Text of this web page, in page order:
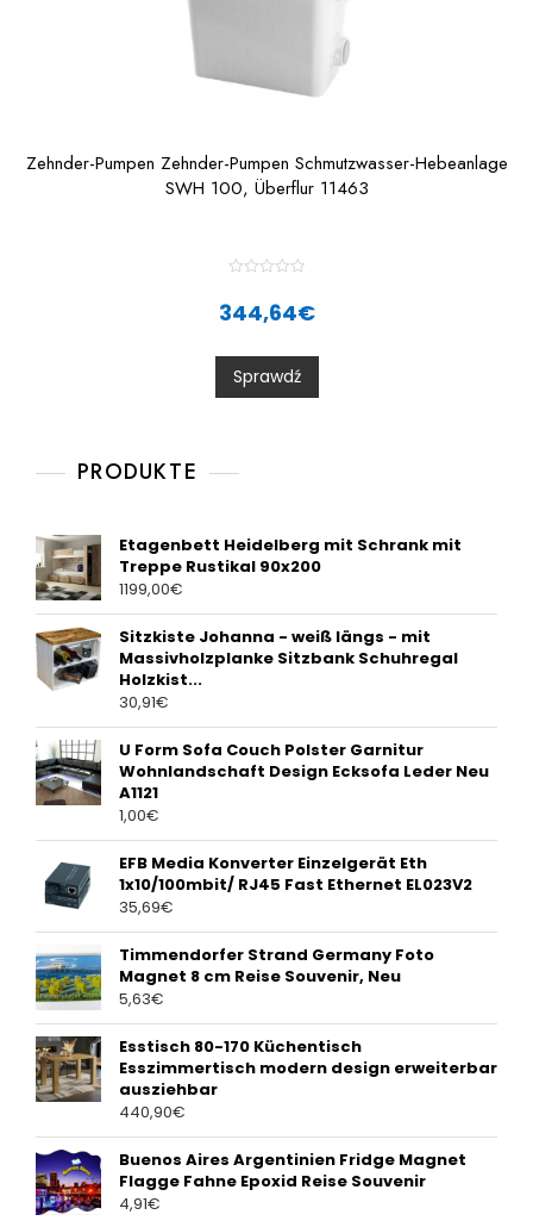
Zehnder-Pumpen Zehnder-Pumpen Schmutzwasser-Hebeanlage
SWH 100, Überflur 11463
a
t
0
o
u
t
344,64€
Sprawdź
PRODUKTE
Etagenbett Heidelberg mit Schrank mit
Treppe Rustikal 90x200
1199,00€
Sitzkiste Johanna - weiß längs - mit
Massivholzplanke Sitzbank Schuhregal
Holzkist...
30,91€
U Form Sofa Couch Polster Garnitur
Wohnlandschaft Design Ecksofa Leder Neu
A1121
1,00€
EFB Media Konverter Einzelgerät Eth
1x10/100mbit/ RJ45 Fast Ethernet EL023V2
35,69€
Timmendorfer Strand Germany Foto
Magnet 8 cm Reise Souvenir, Neu
5,63€
Esstisch 80-170 Küchentisch
Esszimmertisch modern design erweiterbar
ausziehbar
440,90€
Buenos Aires Argentinien Fridge Magnet
Flagge Fahne Epoxid Reise Souvenir
4,91€